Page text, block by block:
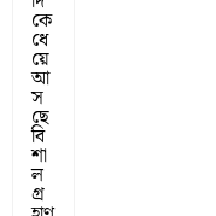
কে
ধে
য়ে
আ
স
ছে
বি
শা
ল
গ্র